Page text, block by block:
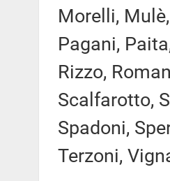
Morelli,
Pagani,
Rizzo,
Scalfarotto,
Spadoni,
Terzoni,